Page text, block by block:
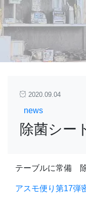
2020.09.04
news
除菌シー
テーブルに常備
アスモ便り第17弾